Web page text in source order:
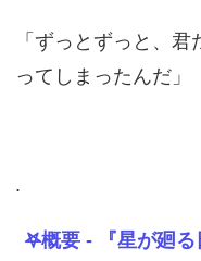
「ずっとずっと、
ってしまったんだ」
.
𖤐概要 - 『星が廻る